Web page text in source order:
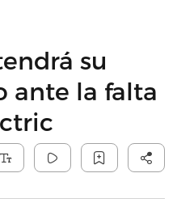
su
ante la falta